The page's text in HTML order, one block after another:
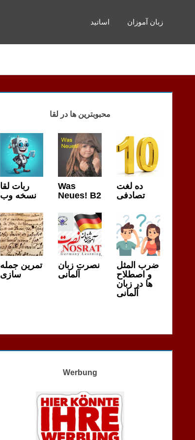
اساتید زبان آموزان
محبوبترین ها در لقا
ربات لقا
نسخه وب
Was
Neues! B2
ده لغت
تصادفی
تمرین جمله
سازی
نصرت زبان
آلمانی
ضرب المثل
و اصطلاح
ها در زبان
آلمانی
Werbung